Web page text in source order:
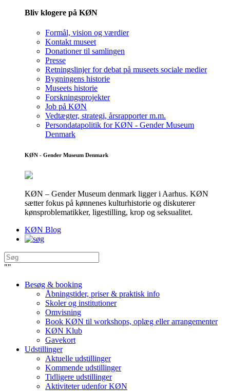
Bliv klogere på KØN
Formål, vision og værdier
Kontakt museet
Donationer til samlingen
Presse
Retningslinjer for debat på museets sociale medier
Bygningens historie
Museets historie
Forskningsprojekter
Job på KØN
Vedtægter, strategi, årsrapporter m.m.
Persondatapolitik for KØN - Gender Museum
Denmark
KØN - Gender Museum Denmark
KØN – Gender Museum denmark ligger i Aarhus. KØN
sætter fokus på kønnenes kulturhistorie og diskuterer
kønsproblematikker, ligestilling, krop og seksualitet.
KØN Blog
""
Besøg & booking
Åbningstider, priser & praktisk info
Skoler og institutioner
Omvisning
Book KØN til workshops, oplæg eller arrangementer
KØN Klub
Gavekort
Udstillinger
Aktuelle udstillinger
Kommende udstillinger
Tidligere udstillinger
Aktiviteter udenfor KØN